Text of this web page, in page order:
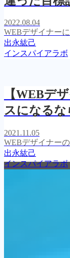
2022.08.04
WEBデザイナー
出永紘己
インスパイアラボ
【WEBデ
スになるな
2021.11.05
WEBデザイナー
出永紘己
インスパイアラボ